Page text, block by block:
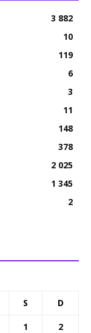
3 882
10
119
6
3
11
148
378
2 025
1 345
2
S D
1
2